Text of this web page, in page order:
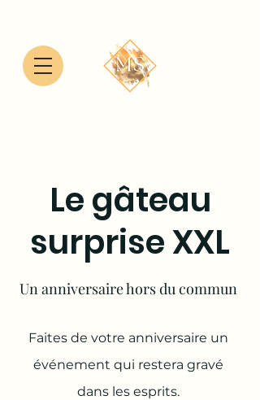
Le gâteau
surprise XXL
Unanniversaire hors du commun
Faites de votre anniversaire un
événement qui restera gravé
dans les esprits.